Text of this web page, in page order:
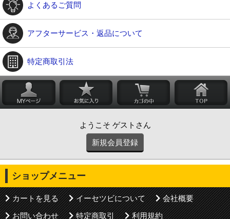
よくあるご質問
アフターサービス・返品について
特定商取引法
ようこそ ゲストさん
新規会員登録
ショップメニュー
カートを見る イーセツビについて
会社概要
お問い合わせ
特定商取引 利用規約